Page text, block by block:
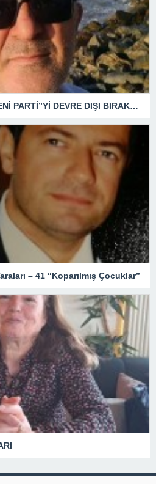
BASKIN BİR SEÇİMLE “YENİ PARTİ”Yİ DEVRE DIŞI BIRAKMAK İÇİN DÜĞMEYE Mİ BASILDI?
– 41 “Koparılmış Çocuklar”